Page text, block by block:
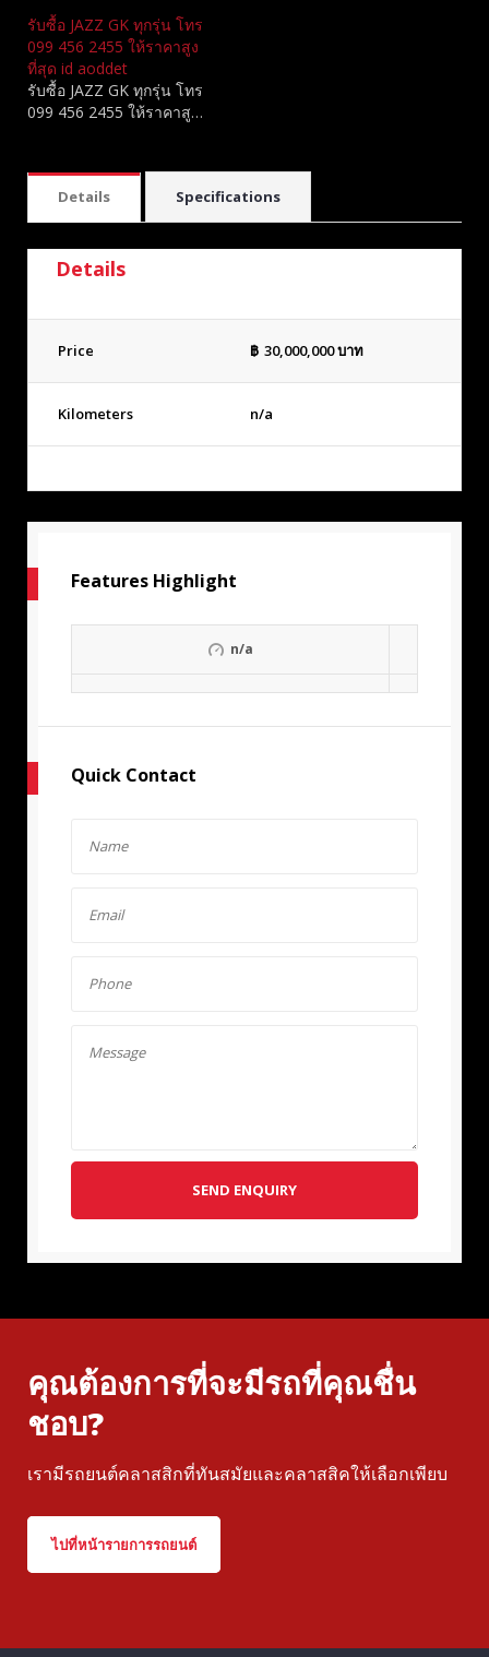
รับซื้อ JAZZ GK ทุกรุ่น โทร
099 456 2455 ให้ราคาสูง
ที่สุด id aoddet
รับซื้อ JAZZ GK ทุกรุ่น โทร
099 456 2455 ให้ราคาสู…
Details Specifications
Details
Price ฿ 30,000,000บาท
Kilometers n/a
Features Highlight
n/a
Quick Contact
SEND ENQUIRY
คุณต้องการที่จะมีรถที่คุณชื่น
ชอบ?
เรามีรถยนต์คลาสสิกที่ทันสมัยและคลาสสิคให้เลือกเพียบ
ไปที่หน้ารายการรถยนต์